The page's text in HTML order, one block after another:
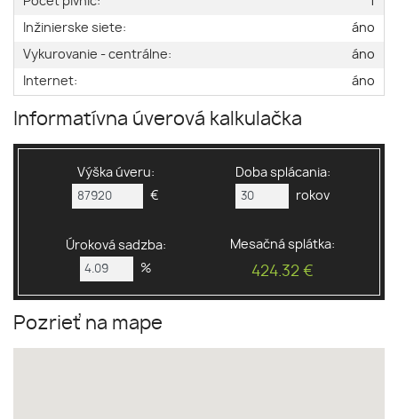
Inžinierske siete:
áno
Vykurovanie - centrálne:
áno
Internet:
áno
Informatívna úverová kalkulačka
Výška úveru:
€
Doba splácania:
rokov
Úroková sadzba:
%
Mesačná splátka:
424.32 €
Pozrieť na mape